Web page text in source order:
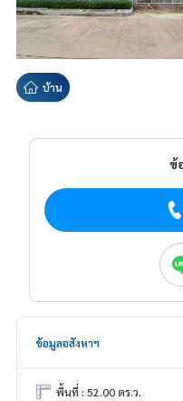
บ้าน
ข้
ข้อมูลอสังหาฯ
พื้นที่ : 52.00 ตร.ว.